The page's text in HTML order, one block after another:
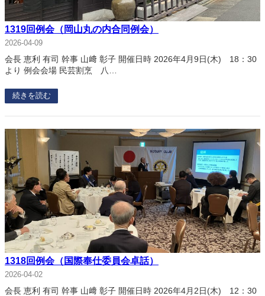
1319回例会（岡山丸の内合同例会）
2026-04-09
会長 恵利 有司 幹事 山﨑 彰子 開催日時 2026年4月9日(木) 18：30
より 例会会場 民芸割烹 八…
続きを読む
1318回例会（国際奉仕委員会卓話）
2026-04-02
会長 恵利 有司 幹事 山﨑 彰子 開催日時 2026年4月2日(木) 12：30